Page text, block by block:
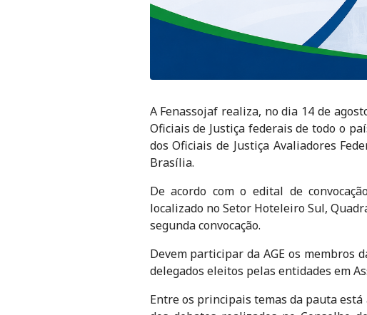
A Fenassojaf realiza, no dia 14 de
Oficiais de Justiça federais de todo o
dos Oficiais de Justiça Avaliadores
Brasília.
De acordo com o edital de
localizado no Setor Hoteleiro Sul,
segunda convocação.
Devem participar da AGE os membros
delegados eleitos pelas entidades em
Entre os principais temas da pauta